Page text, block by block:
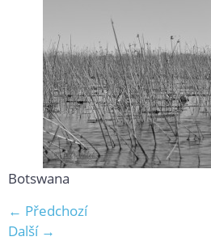
Botswana
← Předchozí
Další →